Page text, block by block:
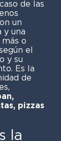
de las
un
y una
o
el
y su
Es la
de
pizzas
la